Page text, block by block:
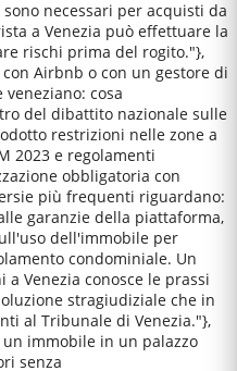
necessari per acquisti da
a Venezia può effettuare la
rischi prima del rogito."},
Airbnb o con un gestore di
cosa
del dibattito nazionale sulle
restrizioni nelle zone a
2023 e regolamenti
obbligatoria con
più frequenti riguardano:
garanzie della piattaforma,
dell'immobile per
condominiale. Un
a Venezia conosce le prassi
stragiudiziale che in
al Tribunale di Venezia."},
immobile in un palazzo
senza